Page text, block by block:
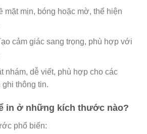
mặt mịn, bóng hoặc mờ, thể hiện
cảm giác sang trọng, phù hợp với
nhám, dễ viết, phù hợp cho các
thông tin.
in ở những kích thước nào?
phổ biến: